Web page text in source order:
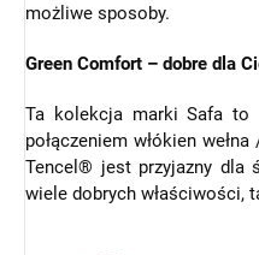
możliwe sposoby.
Green Comfort – dobre dla
Ta kolekcja marki Safa to
połączeniem włókien
Tencel® jest przyjazny dla
wiele dobrych właściwości,